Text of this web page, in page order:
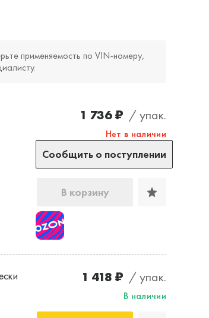
применяемость по VIN‑номеру,
1 736 ₽ / упак.
Нет в наличии
Сообщить о поступлении
В корзину
1 418 ₽ / упак.
В наличии